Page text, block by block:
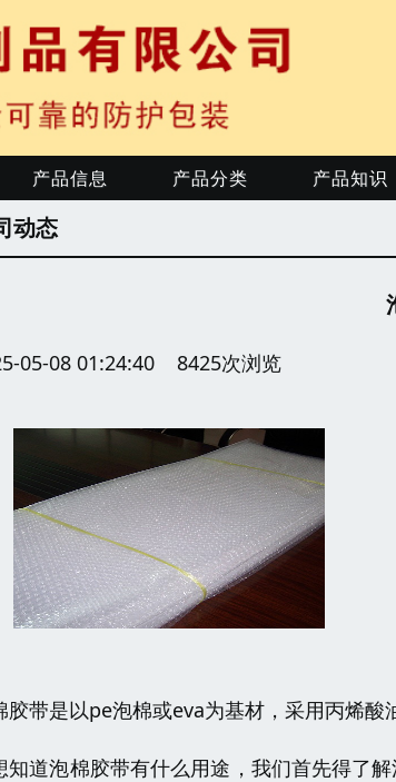
产品信息 产品分类 产品知识
动态
05-08 01:24:40 8425次浏览
胶带是以pe泡棉或eva为基材，采用丙烯酸
知道泡棉胶带有什么用途，我们首先得了